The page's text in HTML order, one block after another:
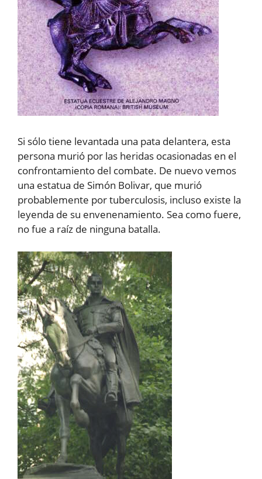
Si sólo tiene levantada una pata delantera, esta
persona murió por las heridas ocasionadas en el
confrontamiento del combate. De nuevo vemos
una estatua de Simón Bolivar, que murió
probablemente por tuberculosis, incluso existe la
leyenda de su envenenamiento. Sea como fuere,
no fue a raíz de ninguna batalla.